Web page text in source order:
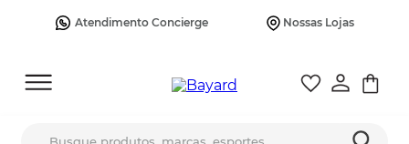
Atendimento Concierge Nossas Lojas